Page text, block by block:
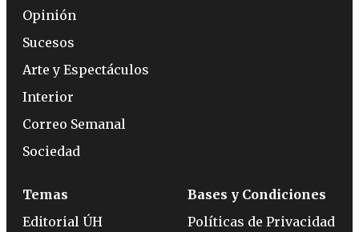
Opinión
Sucesos
Arte y Espectáculos
Interior
Correo Semanal
Sociedad
Temas
Editorial ÚH
Bases y Condiciones
Políticas de Privacidad